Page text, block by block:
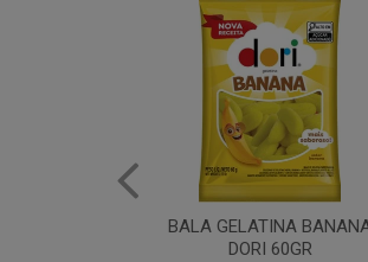
BALA GELATINA AMORA
DORI 60GR